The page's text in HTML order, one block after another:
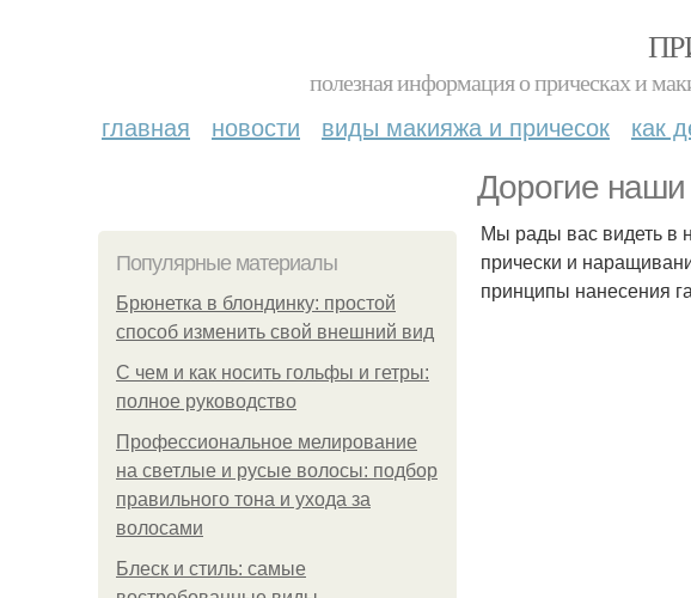
полезная информация о прическах и
главная новости виды макияжа и причесок как
Дорогие
Популярные материалы
Брюнетка в блондинку: простой
способ изменить свой внешний вид
С чем и как носить гольфы и гетры:
полное руководство
Профессиональное мелирование
на светлые и русые волосы: подбор
правильного тона и ухода за
волосами
Блеск и стиль: самые
Мы рады вас видеть в
прически и
принципы нанесения